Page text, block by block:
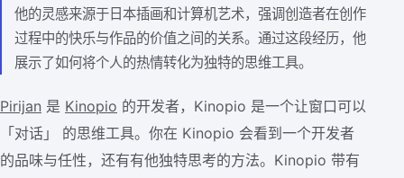
他的灵感来源于日本插画和计算机艺术，强调创造者在创作
过程中的快乐与作品的价值之间的关系。通过这段经历，他
展示了如何将个人的热情转化为独特的思维工具。
Pirijan 是 Kinopio 的开发者，Kinopio 是一个让窗口可以
「对话」 的思维工具。你在 Kinopio 会看到一个开发者
的品味与任性，还有有他独特思考的方法。Kinopio 带有